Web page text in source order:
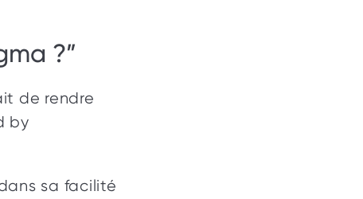
?”
de rendre
by
sa facilité